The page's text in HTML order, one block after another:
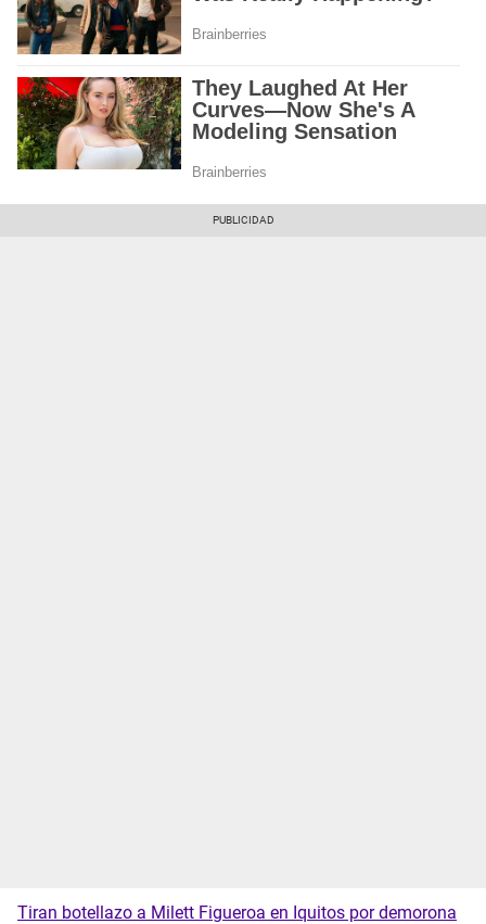
Tiran botellazo a Milett Figueroa en Iquitos por demorona